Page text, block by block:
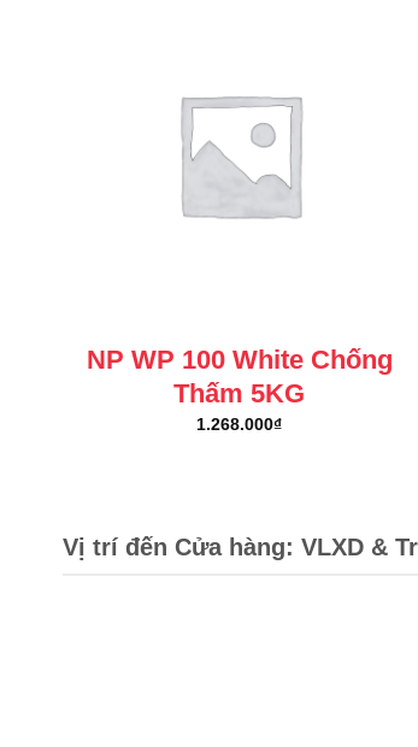
NP WP 100 White Chống
Thấm 5KG
1.268.000₫
Vị trí đến Cửa hàng: VLXD &